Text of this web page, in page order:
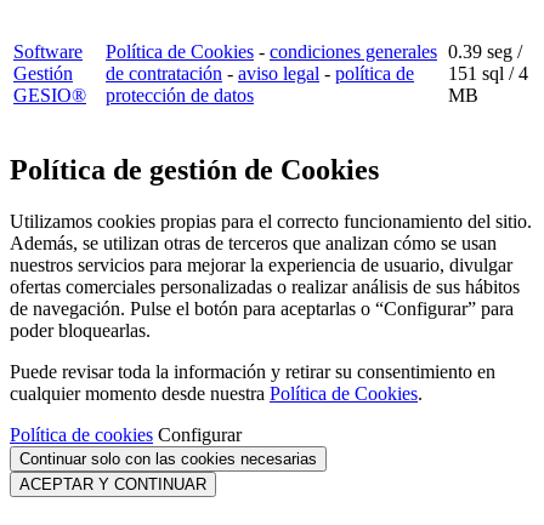
Software
Gestión
GESIO®
Política de Cookies - condiciones generales
de contratación - aviso legal - política de
protección de datos
0.39 seg /
151 sql / 4
MB
Política de gestión de Cookies
Utilizamos cookies propias para el correcto funcionamiento del sitio.
Además, se utilizan otras de terceros que analizan cómo se usan
nuestros servicios para mejorar la experiencia de usuario, divulgar
ofertas comerciales personalizadas o realizar análisis de sus hábitos
de navegación. Pulse el botón para aceptarlas o “Configurar” para
poder bloquearlas.
Puede revisar toda la información y retirar su consentimiento en
cualquier momento desde nuestra Política de Cookies.
Política de cookies Configurar
Continuar solo con las cookies necesarias
ACEPTAR Y CONTINUAR